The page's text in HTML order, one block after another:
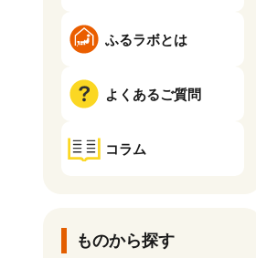
ふるラボとは
よくあるご質問
コラム
ものから探す